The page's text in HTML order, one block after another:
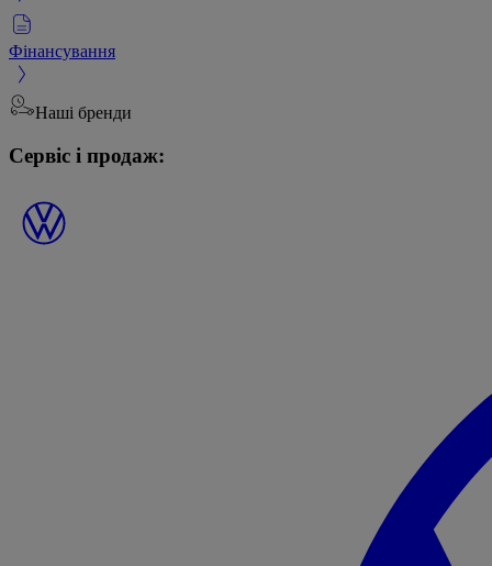
Фінансування
Наші бренди
Сервіс і продаж: